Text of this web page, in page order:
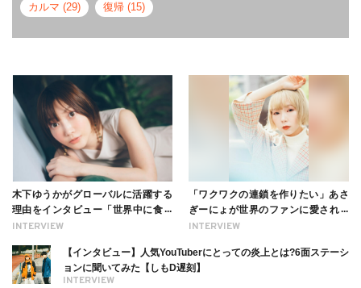
カルマ (29) 復帰 (15)
INTERVIEW
木下ゆうかがグローバルに活躍する
理由をインタビュー「世界中に食べ
る幸せを伝えたい」新事務所加入に
INTERVIEW
「ワクワクの連鎖を作りたい」あさ
ぎーにょが世界のファンに愛される
理由【インタビュー】
INTERVIEW
【インタビュー】人気YouTuberにとっての炎上とは?6面ステーシ
ョンに聞いてみた【しもD遅刻】